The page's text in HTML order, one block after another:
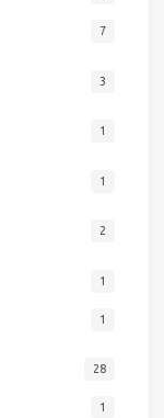
7
3
1
1
2
1
1
28
1